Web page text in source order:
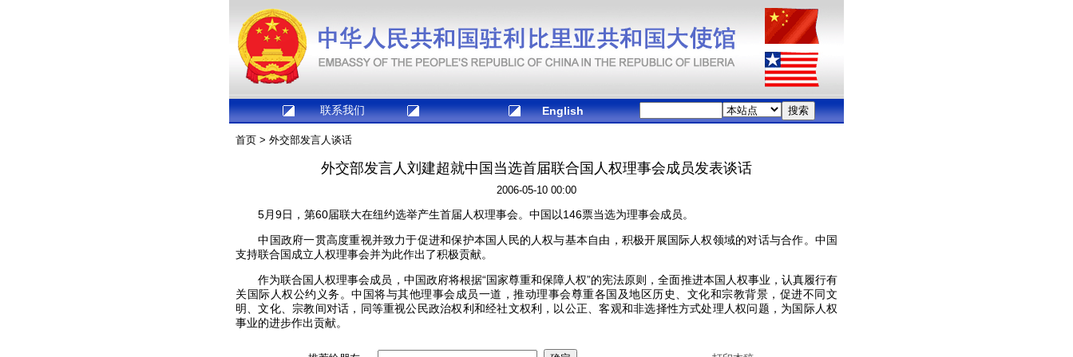
联系我们 English
首页 > 外交部发言人谈话
外交部发言人刘建超就中国当选首届联合国人权理事会成员发表谈话
2006-05-10 00:00
5月9日，第60届联大在纽约选举产生首届人权理事会。中国以146票当选为理事会成员。
中国政府一贯高度重视并致力于促进和保护本国人民的人权与基本自由，积极开展国际人权领域的对话与合作。中国
支持联合国成立人权理事会并为此作出了积极贡献。
作为联合国人权理事会成员，中国政府将根据“国家尊重和保障人权”的宪法原则，全面推进本国人权事业，认真履行有
关国际人权公约义务。中国将与其他理事会成员一道，推动理事会尊重各国及地区历史、文化和宗教背景，促进不同文
明、文化、宗教间对话，同等重视公民政治权利和经社文权利，以公正、客观和非选择性方式处理人权问题，为国际人权
事业的进步作出贡献。